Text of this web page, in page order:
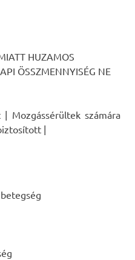
HUZAMOS
ÖSSZMENNYISÉG NE
Mozgássérültek számára
|